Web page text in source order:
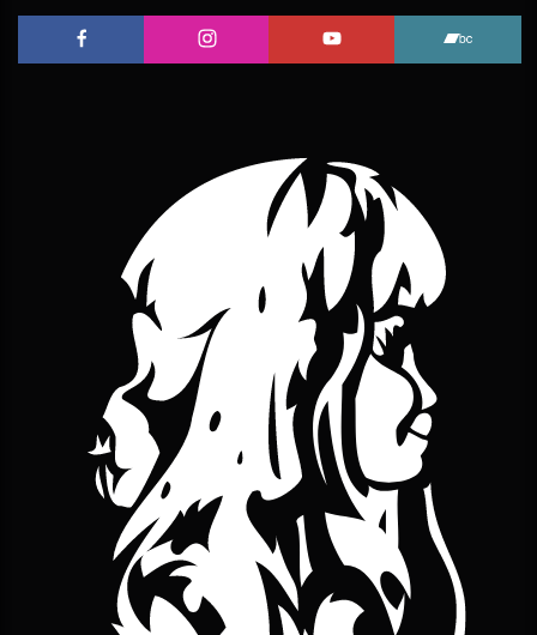
L'Embobineuse sur FacebookL'Embobineuse sur Instagram
L'Embobineuse sur